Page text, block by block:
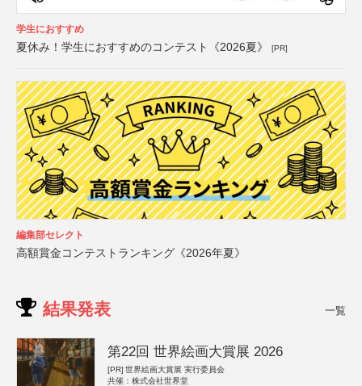
学生におすすめ
夏休み！学生におすすめのコンテスト《2026夏》 [PR]
編集部セレクト
高額賞金コンテストランキング《2026年夏》
結果発表 一覧
第22回 世界絵画大賞展 2026
[PR] 世界絵画大賞展 実行委員会
共催：株式会社世界堂